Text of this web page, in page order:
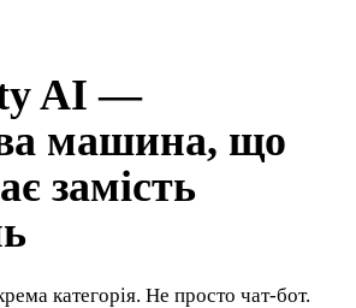
AI —
машина, що
замість
категорія. Не просто чат-бот.